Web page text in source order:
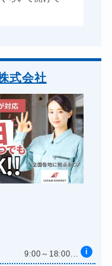
式会社
9:00～18:00... i